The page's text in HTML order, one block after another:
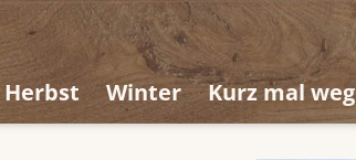
Herbst Winter Kurz mal weg